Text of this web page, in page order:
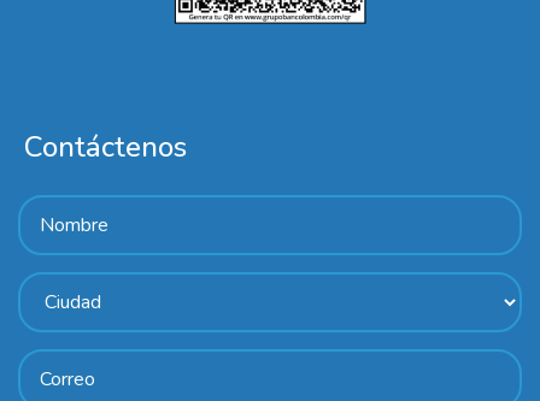
Contáctenos